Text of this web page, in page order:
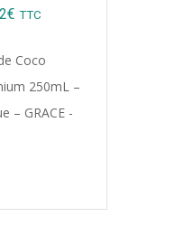
€ TTC
Coco
250mL –
– GRACE -